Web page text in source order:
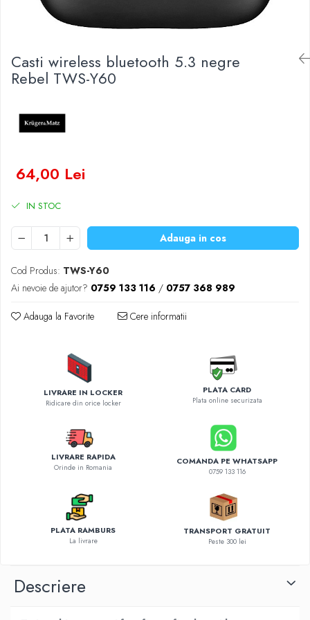
Becuri LED
Lanterne
Lampi
Electrice
Convertoare tensiune
Stabilizatoare tensiune
Ventilatoare
Diverse gadgeturi
Periferice PC
Roboti pornire
Diverse accesorii auto
Invertoare Auto
Incarcator masina electrica
Aparate de spalat cu presiune
Compresoare
Baterii Zinc-Aer
Casti wireless bluetooth 5.3 negre
Rebel TWS-Y60
64,00 Lei
IN STOC
Adauga in cos
Cod Produs: TWS-Y60
Ai nevoie de ajutor? 0759 133 116 / 0757 368 989
Adauga la Favorite Cere informatii
LIVRARE IN LOCKER
Ridicare din orice locker
PLATA CARD
Plata online securizata
LIVRARE RAPIDA
Orinde in Romania
COMANDA PE WHATSAPP
0759 133 116
PLATA RAMBURS
La livrare
TRANSPORT GRATUIT
Peste 300 lei
Descriere